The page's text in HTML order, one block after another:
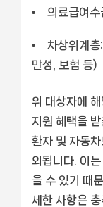
의료급여
차상위계층
만성, 보험 등)
위 대상자에
지원 혜택을
환자 및 자동
외됩니다. 이
을 수 있기 때
세한 사항은